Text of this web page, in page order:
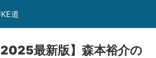
道
最新版】森本裕介の